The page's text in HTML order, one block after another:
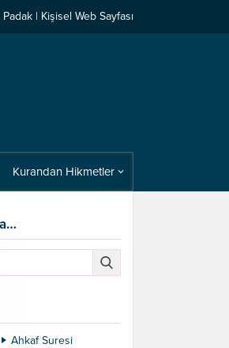
| Kişisel Web Sayfası
Kurandan Hikmetler
Ahkaf Suresi